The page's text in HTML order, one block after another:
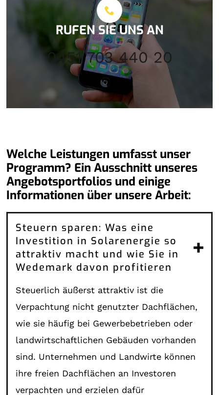
RUFEN SIE UNS AN
0451 703 440 20
Welche Leistungen umfasst unser
Programm? Ein Ausschnitt unseres
Angebotsportfolios und einige
Informationen über unsere Arbeit:
Steuern sparen: Was eine
Investition in Solarenergie so
attraktiv macht und wie Sie in
Wedemark davon profitieren
Steuerlich äußerst attraktiv ist die
Verpachtung nicht genutzter Dachflächen,
wie sie häufig bei Gewerbebetrieben oder
landwirtschaftlichen Gebäuden vorhanden
sind. Unternehmen und Landwirte können
ihre freien Dachflächen an Investoren
verpachten und erzielen dafür